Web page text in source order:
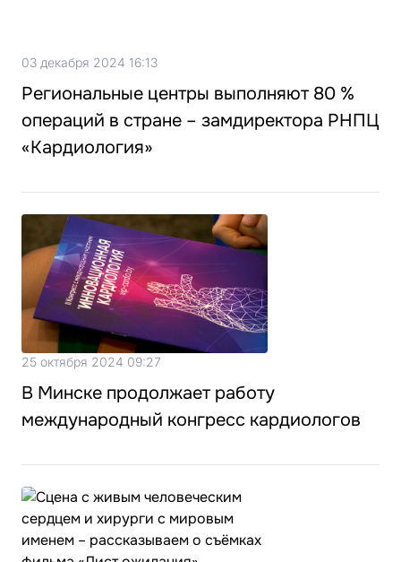
03 декабря 2024 16:13
Региональные центры выполняют 80 %
операций в стране – замдиректора РНПЦ
«Кардиология»
25 октября 2024 09:27
В Минске продолжает работу
международный конгресс кардиологов